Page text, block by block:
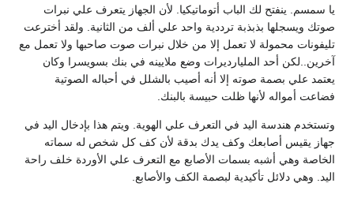
يا سمسم. ينفتح لك الباب أتوماتيكيا. لأن الجهاز يتعرف علي نبرات
صوتك ويسجلها بذبذبة ترددية واحد علي ألف من الثانية. ولقد أخترعت
تليفونات محمولة لا تعمل إلا من خلال نبرات صوت صاحبها ولا تعمل مع
آخرين..لكن أحد المليارديرات وضع ملايينه في بنك بسويسرا وكان
يعتمد علي بصمة صوته إلا أنه أصيب بالشلل في أحباله الصوتية
فضاعت أمواله لأنها ظلت حبيسة بالبنك.
وتستخدم هندسة اليد في التعرف علي الهوية. ويتم هذا بإدخال اليد في
جهاز يقيس أصابعك وكف يدك بدقة لأن كف كل شخص له سماته
الخاصة وهي أشبه بسمات الأصابع مع التعرف علي الأوردة خلف راحة
اليد. وهي دلائل تأكيدية لبصمة الكف والأصابع.